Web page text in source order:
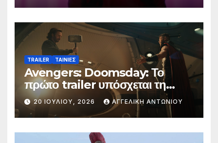
TRAILER ΤΑΙΝΙΕΣ
Avengers: Doomsday: Το
πρώτο trailer υπόσχεται τη
μεγαλύτερη μάχη στην ιστορία
της Marvel
20 ΙΟΥΛΊΟΥ, 2026 ΑΓΓΕΛΙΚΉ ΑΝΤΩΝΊΟΥ